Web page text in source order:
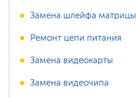
Замена шлейфа матрицы
Ремонт цепи питания
Замена видеокарты
Замена видеочипа